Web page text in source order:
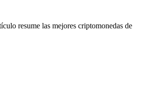
resume las mejores criptomonedas de